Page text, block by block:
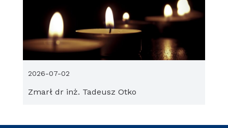
Zmarł dr inż. Tadeusz Otko
2026-07-02